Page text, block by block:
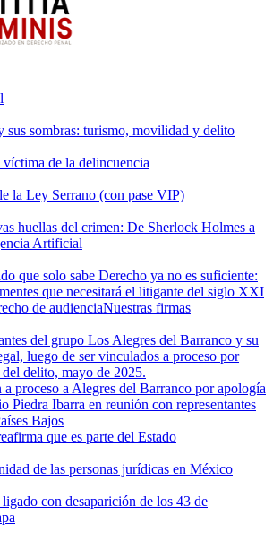
sus sombras: turismo, movilidad y delito
víctima de la delincuencia
la Ley Serrano (con pase VIP)
huellas del crimen: De Sherlock Holmes a
Artificial
que solo sabe Derecho ya no es suficiente:
que necesitará el litigante del siglo XXI
de audienciaNuestras firmas
proceso a Alegres del Barranco por apología
que es parte del Estado
de las personas jurídicas en México
con desaparición de los 43 de